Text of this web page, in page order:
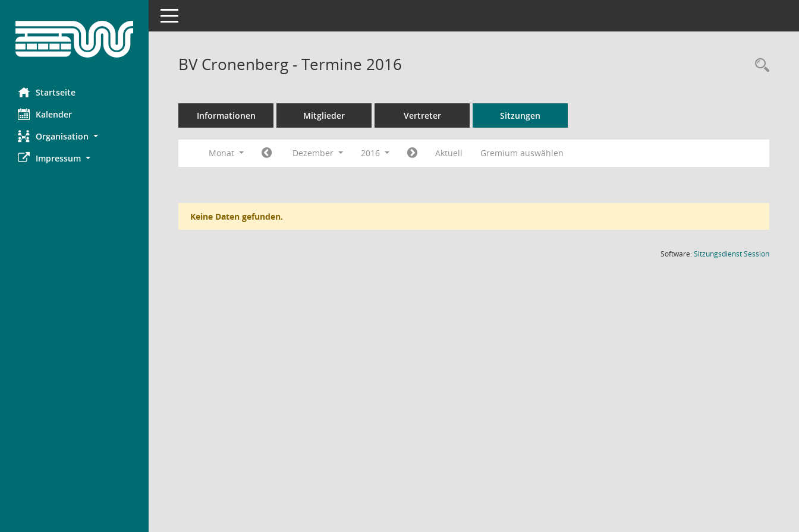
Startseite
Kalender
Organisation
Impressum
Toggle navigation
BV Cronenberg - Termine 2016
Informationen Mitglieder Vertreter Sitzungen
Monat Dezember 2016 Aktuell Gremium auswählen
Keine Daten gefunden.
Software:SitzungsdienstSession(Wird in